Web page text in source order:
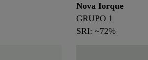
Nova Iorque
GRUPO 1
SRI: ~72%